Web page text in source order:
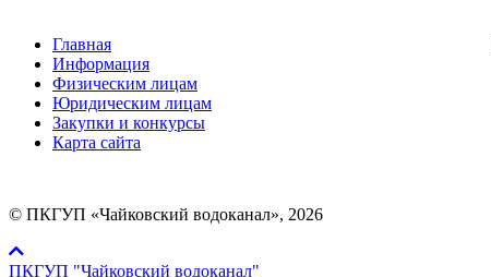
Главная
Информация
Физическим лицам
Юридическим лицам
Закупки и конкурсы
Карта сайта
© ПКГУП «Чайковский водоканал», 2026
ПКГУП "Чайковский водоканал"